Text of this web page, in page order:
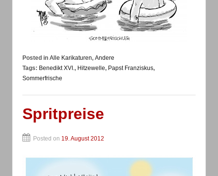
Posted in Alle Karikaturen, Andere
Tags: Benedikt XVI., Hitzewelle, Papst Franziskus,
Sommerfrische
Spritpreise
Posted on 19. August 2012